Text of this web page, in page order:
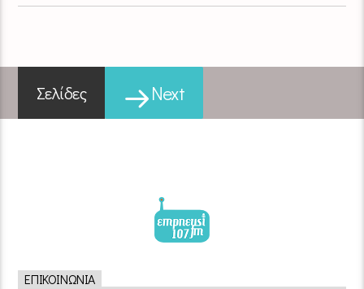
Σελίδες Next
ΕΠΙΚΟΙΝΩΝΊΑ